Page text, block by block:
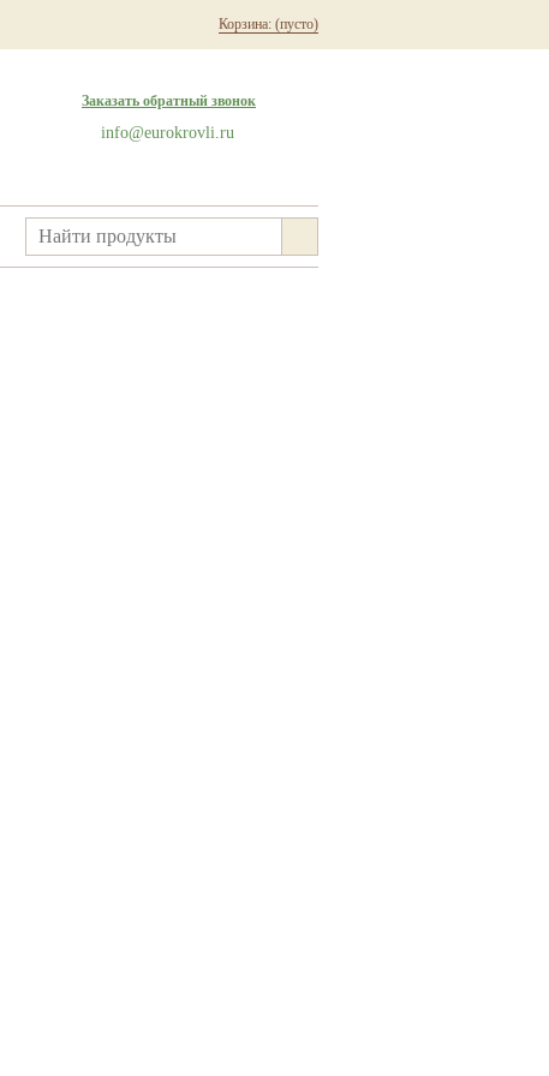
Корзина: (пусто)
Заказать обратный звонок
info@eurokrovli.ru